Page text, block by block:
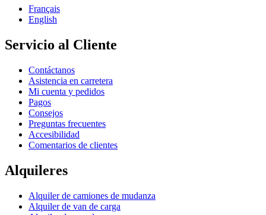
Français
English
Servicio al Cliente
Contáctanos
Asistencia en carretera
Mi cuenta y pedidos
Pagos
Consejos
Preguntas frecuentes
Accesibilidad
Comentarios de clientes
Alquileres
Alquiler de camiones de mudanza
Alquiler de van de carga